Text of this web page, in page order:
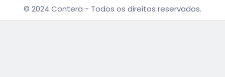
© 2024 Contera - Todos os direitos reservados.